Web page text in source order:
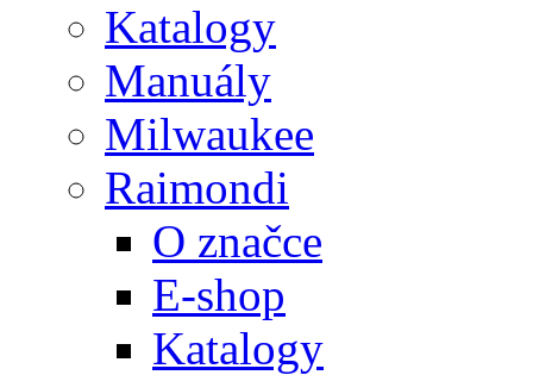
Katalogy
Manuály
Milwaukee
Raimondi
O značce
E-shop
Katalogy